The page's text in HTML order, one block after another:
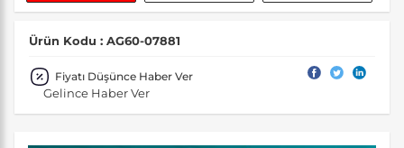
Ürün Kodu : AG60-07881
Fiyatı Düşünce Haber Ver
Gelince Haber Ver